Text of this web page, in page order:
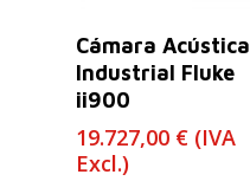
Leer Más
Cámara Acústica
Industrial Fluke
ii900
19.727,00 € (IVA
Excl.)